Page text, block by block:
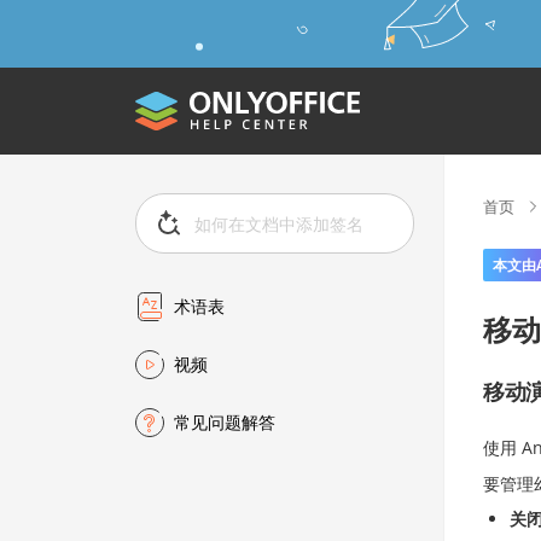
术语表
视频
常见问题解答
首页
本文由
移
移动
使用
要管理
关